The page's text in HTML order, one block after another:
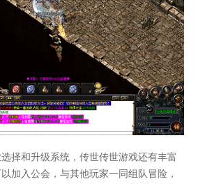
择和升级系统，传世传世游戏还有丰富
加入公会，与其他玩家一同组队冒险，